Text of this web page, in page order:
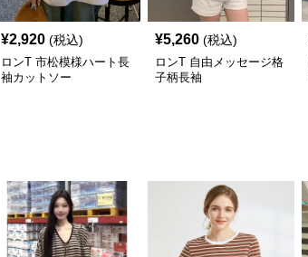
¥2,920 (税込)
ロンT 市松模様ハート長
袖カットソー
¥5,260 (税込)
ロンT 自由メッセージ格
子柄長袖